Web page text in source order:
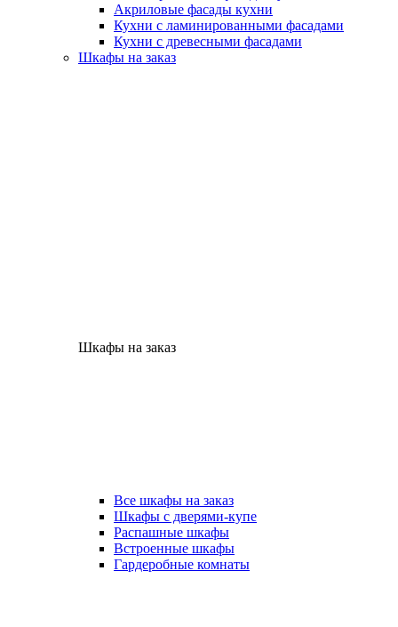
Акриловые фасады кухни
Кухни с ламинированными фасадами
Кухни с древесными фасадами
Шкафы на заказ
Шкафы на заказ
Все шкафы на заказ
Шкафы с дверями-купе
Распашные шкафы
Встроенные шкафы
Гардеробные комнаты